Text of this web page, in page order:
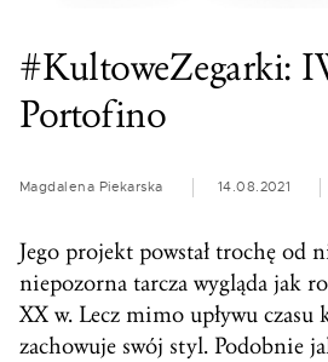
#KultoweZegarki:
Portofino
Magdalena Piekarska 14.08.2021
Jego projekt powstał trochę od
niepozorna tarcza wygląda jak
XX w. Lecz mimo upływu
zachowuje swój styl. Podobnie